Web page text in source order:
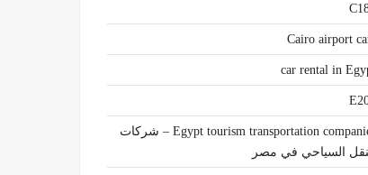
Cairo airport
car rental in
Egypt tourism transportation companies – شركات
السياحي في مصر